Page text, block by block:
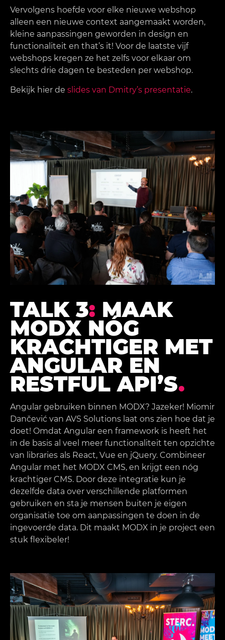
Vervolgens hoefde voor elke nieuwe webshop
alleen een nieuwe context aangemaakt worden,
kleine aanpassingen geworden in design en
functionaliteit en that’s it! Voor de laatste vijf
webshops kregen ze het zelfs voor elkaar om
slechts drie dagen te besteden per webshop.
Bekijk hier de slides van Dmitry’s presentatie.
TALK 3: MAAK
MODX NÓG
KRACHTIGER MET
ANGULAR EN
RESTFUL API’S.
Angular gebruiken binnen MODX? Jazeker! Miomir
Dančević van AVS Solutions laat ons zien hoe dat je
doet! Omdat Angular een framework is heeft het
in de basis al veel meer functionaliteit ten opzichte
van libraries als React, Vue en jQuery. Combineer
Angular met het MODX CMS, en krijgt een nóg
krachtiger CMS. Door deze integratie kun je
dezelfde data over verschillende platformen
gebruiken en sta je mensen buiten je eigen
organisatie toe om aanpassingen te doen in de
ingevoerde data. Dit maakt MODX in je project een
stuk flexibeler!